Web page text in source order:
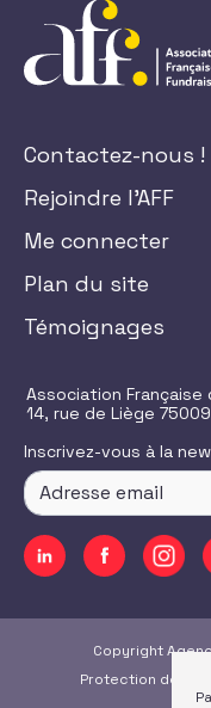
Contactez-nous !
Rejoindre l'AFF
Me connecter
Plan du site
Témoignages
Association Française
14, rue de Liège
Inscrivez-vous à la
Copyright
Protection des